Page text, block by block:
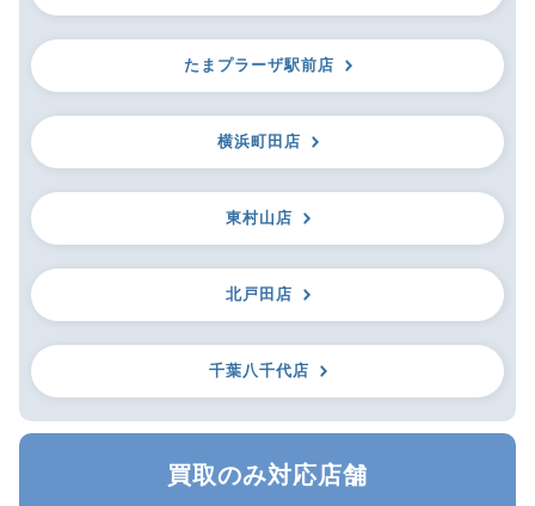
たまプラーザ駅前店
横浜町田店
東村山店
北戸田店
千葉八千代店
買取のみ対応店舗